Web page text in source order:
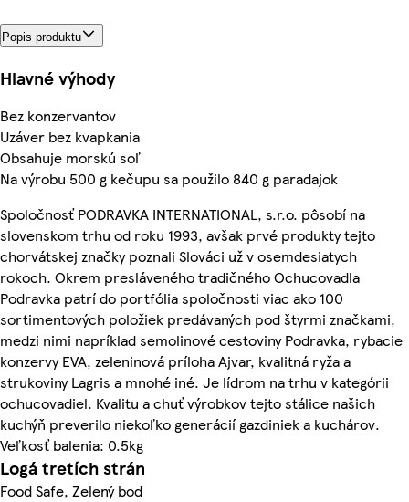
Popis produktu
Hlavné výhody
Bez konzervantov
Uzáver bez kvapkania
Obsahuje morskú soľ
Na výrobu 500 g kečupu sa použilo 840 g paradajok
Spoločnosť PODRAVKA INTERNATIONAL, s.r.o. pôsobí na
slovenskom trhu od roku 1993, avšak prvé produkty tejto
chorvátskej značky poznali Slováci už v osemdesiatych
rokoch. Okrem presláveného tradičného Ochucovadla
Podravka patrí do portfólia spoločnosti viac ako 100
sortimentových položiek predávaných pod štyrmi značkami,
medzi nimi napríklad semolinové cestoviny Podravka, rybacie
konzervy EVA, zeleninová príloha Ajvar, kvalitná ryža a
strukoviny Lagris a mnohé iné. Je lídrom na trhu v kategórii
ochucovadiel. Kvalitu a chuť výrobkov tejto stálice našich
kuchýň preverilo niekoľko generácií gazdiniek a kuchárov.
Veľkosť balenia: 0.5kg
Logá tretích strán
Food Safe, Zelený bod